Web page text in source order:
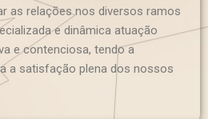
as relações nos diversos ramos
e dinâmica atuação
e contenciosa, tendo a
a satisfação plena dos nossos